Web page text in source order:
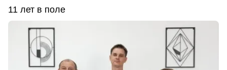
11 лет в поле